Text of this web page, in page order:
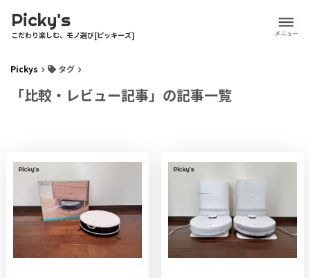
Picky's
こだわり楽しむ、モノ選び[ピッキーズ]
Pickys タグ
「比較・レビュー記事」の記事一覧